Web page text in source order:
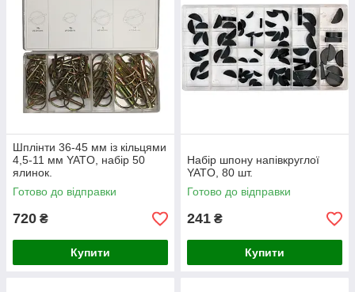
Шплінти 36-45 мм із кільцями
4,5-11 мм YATO, набір 50
ялинок.
Готово до відправки
720 ₴
Купити
Набір шпону напівкруглої
YATO, 80 шт.
Готово до відправки
241 ₴
Купити